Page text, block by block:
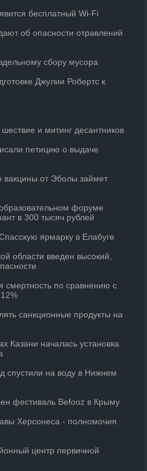
бесплатный Wi-Fi
об опасности отравлений
сбору мусора
Джулии Робертс к
и митинг десантников
петицию о выдаче
вакцины от Эболы займет
форуме
в 300 тысяч рублей
ярмарку в Елабуге
области введен высокий,
смертность по сравнению с
санкционные продукты на
Казани началась установка
спустили на воду в Нижнем
фестиваль Befooz в Крыму
Херсонеса - полномочия
центр первичной